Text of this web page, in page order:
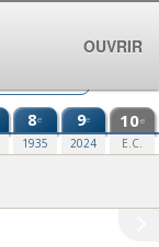
8e
1935
9e
2024
10e
E.C.
OUVRIR